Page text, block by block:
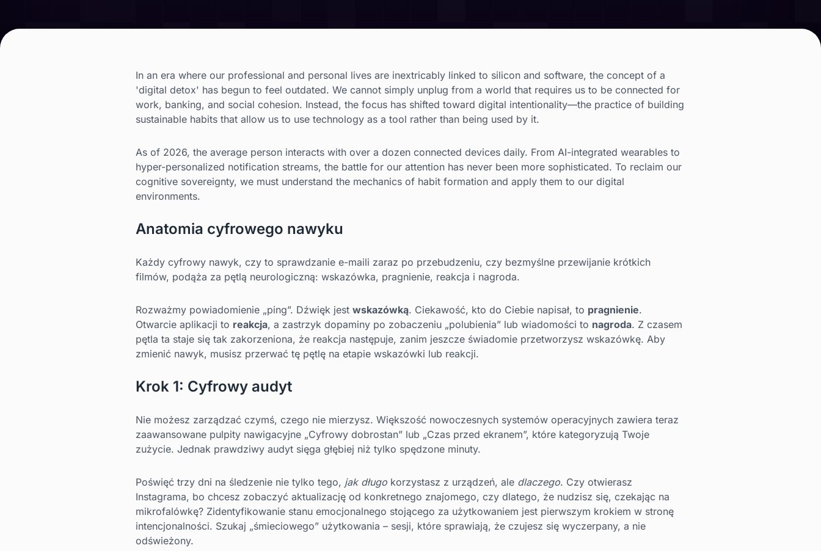
In an era where our professional and personal lives are inextricably linked to silicon and software, the concept of a
'digital detox' has begun to feel outdated. We cannot simply unplug from a world that requires us to be connected for
work, banking, and social cohesion. Instead, the focus has shifted toward digital intentionality—the practice of building
sustainable habits that allow us to use technology as a tool rather than being used by it.
As of 2026, the average person interacts with over a dozen connected devices daily. From AI-integrated wearables to
hyper-personalized notification streams, the battle for our attention has never been more sophisticated. To reclaim our
cognitive sovereignty, we must understand the mechanics of habit formation and apply them to our digital
environments.
Anatomia cyfrowego nawyku
Każdy cyfrowy nawyk, czy to sprawdzanie e-maili zaraz po przebudzeniu, czy bezmyślne przewijanie krótkich
filmów, podąża za pętlą neurologiczną: wskazówka, pragnienie, reakcja i nagroda.
Rozważmy powiadomienie „ping”. Dźwięk jest wskazówką. Ciekawość, kto do Ciebie napisał, to pragnienie.
Otwarcie aplikacji to reakcja, a zastrzyk dopaminy po zobaczeniu „polubienia” lub wiadomości to nagroda. Z czasem
pętla ta staje się tak zakorzeniona, że reakcja następuje, zanim jeszcze świadomie przetworzysz wskazówkę. Aby
zmienić nawyk, musisz przerwać tę pętlę na etapie wskazówki lub reakcji.
Krok 1: Cyfrowy audyt
Nie możesz zarządzać czymś, czego nie mierzysz. Większość nowoczesnych systemów operacyjnych zawiera teraz
zaawansowane pulpity nawigacyjne „Cyfrowy dobrostan” lub „Czas przed ekranem”, które kategoryzują Twoje
zużycie. Jednak prawdziwy audyt sięga głębiej niż tylko spędzone minuty.
Poświęć trzy dni na śledzenie nie tylko tego, jak długo korzystasz z urządzeń, ale dlaczego. Czy otwierasz
Instagrama, bo chcesz zobaczyć aktualizację od konkretnego znajomego, czy dlatego, że nudzisz się, czekając na
mikrofalówkę? Zidentyfikowanie stanu emocjonalnego stojącego za użytkowaniem jest pierwszym krokiem w stronę
intencjonalności. Szukaj „śmieciowego” użytkowania – sesji, które sprawiają, że czujesz się wyczerpany, a nie
odświeżony.